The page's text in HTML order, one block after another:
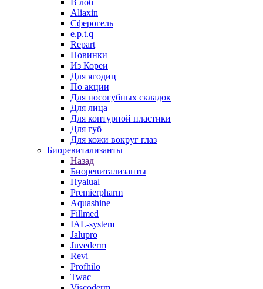
В лоб
Aliaxin
Сферогель
e.p.t.q
Repart
Новинки
Из Кореи
Для ягодиц
По акции
Для носогубных складок
Для лица
Для контурной пластики
Для губ
Для кожи вокруг глаз
Биоревитализанты
Назад
Биоревитализанты
Hyalual
Premierpharm
Aquashine
Fillmed
IAL-system
Jalupro
Juvederm
Revi
Profhilo
Twac